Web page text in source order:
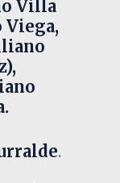
Villa
Viega,
.